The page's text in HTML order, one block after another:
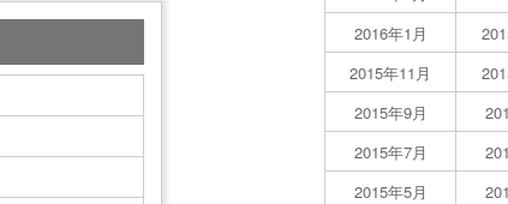
2016年1月
2015年11月
2015年9月
2015年7月
2015年5月